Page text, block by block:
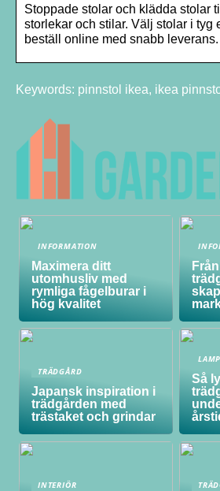
Stoppade stolar och klädda stolar
storlekar och stilar. Välj stolar i tyg
beställ online med snabb leverans.
Keywords: pinnstol ikea, ikea
INFORMATION
Maximera ditt
utomhusliv med
rymliga fågelburar i
hög kvalitet
TRÄDGÅRD
Japansk inspiration i
trädgården med
trästaket och grindar
Så
INTERIÖR